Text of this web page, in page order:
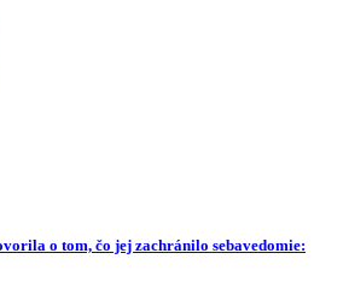
o tom, čo jej zachránilo sebavedomie: